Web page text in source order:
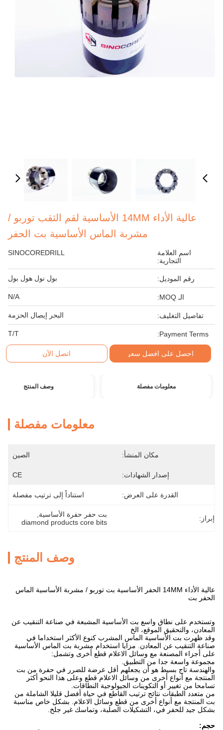
عالية الأداء 14MM الأساسية لقم الثقب توربو /
مشربة الماس الأساسية بت الحفر
اسم العلامة
التجارية:
SINOCOREDRILL
رقم الموديل: بول نول هول بول
الـ MOQ: N/A
تفاصيل التغليف: البحر إيصال الحزمة
Payment Terms:
T/T
احصل على افضل سعر اتصل الآن
معلومات مفصلة وصف المنتج
معلومات مفصلة
مكان المنشأ: الصين
إصدار الشهادات: CE
القدرة على العرض: استناداً إلى ترتيب مفصلة
إبراز: بت حفر حفرة الأساسية
diamond products core bits
وصف المنتج
عالية الأداء 14MM الحفر الأساسية بت توربو / مشربة الأساسية الماس
الحفر بت
وتستخدم على نطاق واسع بت الأساسية المشبعة في صناعة التنقيب عن
المعادن، والتحقيق الموقع، الخ
وقد ظهرت بت الأساسية الماس المشرب كنوع الأكثر استخداما في
صناعة التنقيب عن المعادن.
مزايا استخدام مشربة بت الماس الأساسية
على أجزاء المصنعة مع وسائل الاعلام قطع أخرى وتشمل:
مجموعة واسعة جدا من التطبيق.
والهندسة تاج بسيط هو أن يجعلهم أقل عرضة للضرر في حفرة من بت
المنتجة مع أنواع أخرى من وسائل الاعلام قطع وعلى هذا النحو أكثر
تسامحا من تغيير أو التكوينات الجيولوجية النطاقات.
من متعدد الطبقات نتائج ترتيب القاطع في حياة أفضل قليلا الشاملة من
بت المنتجة مع أنواع أخرى من قطع وسائل الاعلام.
بشكل خاص مناسبة
بشكل جيد للحفر في، التشكيلات الصلبة، وتماسك غير جلخ.
حجم: